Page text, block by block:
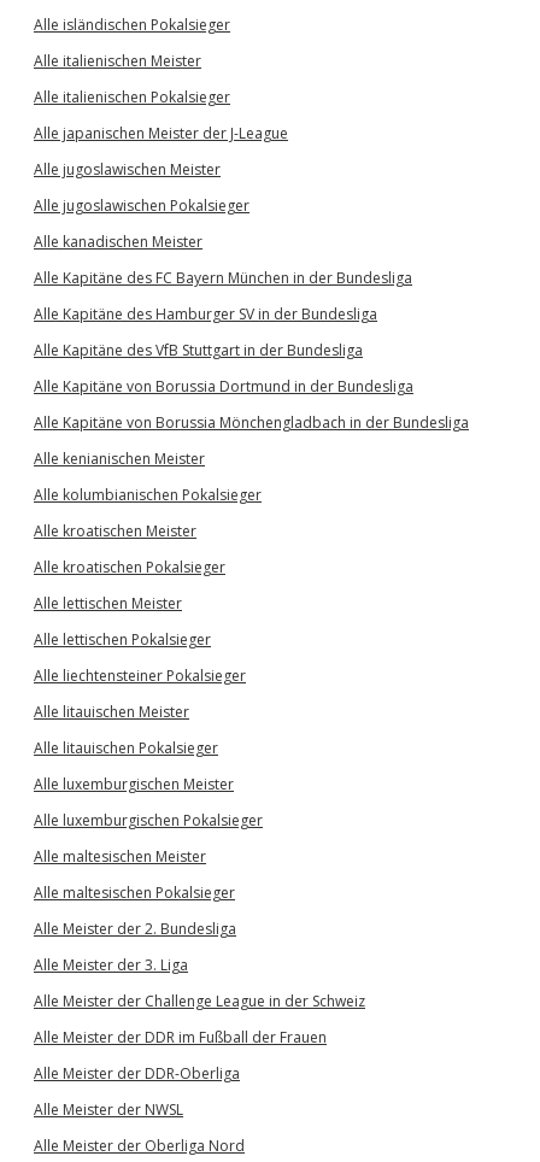
Alle isländischen Pokalsieger
Alle italienischen Meister
Alle italienischen Pokalsieger
Alle japanischen Meister der J-League
Alle jugoslawischen Meister
Alle jugoslawischen Pokalsieger
Alle kanadischen Meister
Alle Kapitäne des FC Bayern München in der Bundesliga
Alle Kapitäne des Hamburger SV in der Bundesliga
Alle Kapitäne des VfB Stuttgart in der Bundesliga
Alle Kapitäne von Borussia Dortmund in der Bundesliga
Alle Kapitäne von Borussia Mönchengladbach in der Bundesliga
Alle kenianischen Meister
Alle kolumbianischen Pokalsieger
Alle kroatischen Meister
Alle kroatischen Pokalsieger
Alle lettischen Meister
Alle lettischen Pokalsieger
Alle liechtensteiner Pokalsieger
Alle litauischen Meister
Alle litauischen Pokalsieger
Alle luxemburgischen Meister
Alle luxemburgischen Pokalsieger
Alle maltesischen Meister
Alle maltesischen Pokalsieger
Alle Meister der 2. Bundesliga
Alle Meister der 3. Liga
Alle Meister der Challenge League in der Schweiz
Alle Meister der DDR im Fußball der Frauen
Alle Meister der DDR-Oberliga
Alle Meister der NWSL
Alle Meister der Oberliga Nord